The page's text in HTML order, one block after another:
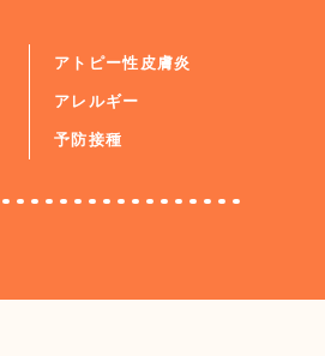
アトピー性皮膚炎
アレルギー
予防接種